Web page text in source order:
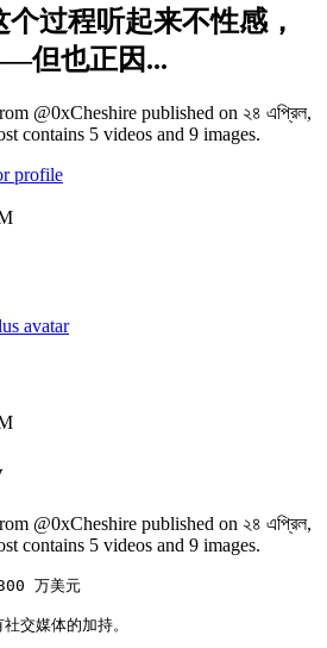
过程听起来不性感，
但也正因...
@0xCheshire published on ২৪ এপ্রিল,
contains 5 videos and 9 images.
profile
@0xCheshire published on ২৪ এপ্রিল,
contains 5 videos and 9 images.
万美元
交媒体的加持。